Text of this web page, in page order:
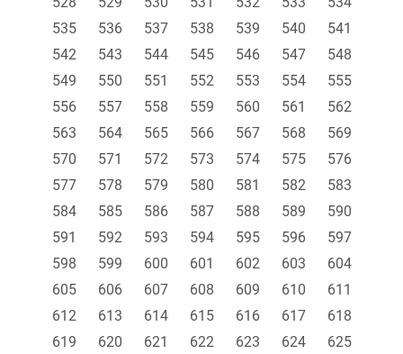
535
536 537 538 539 540
541
542
543 544 545 546 547
548
549
550 551 552 553 554
555
556
557 558 559 560 561
562
563
564 565 566 567 568
569
570
571 572 573 574 575
576
577
578 579 580 581 582
583
584
585 586 587 588 589
590
591
592 593 594 595 596
597
598
599 600 601 602 603
604
605
606 607 608 609 610
611
612
613 614 615 616 617
618
619
620 621 622 623 624
625